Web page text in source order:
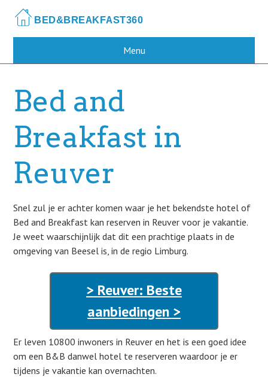
main
Menu
Bed and
Breakfast in
Reuver
Snel zul je er achter komen waar je het bekendste hotel of
Bed and Breakfast kan reserven in Reuver voor je vakantie.
Je weet waarschijnlijk dat dit een prachtige plaats in de
omgeving van Beesel is, in de regio Limburg.
> Reuver: Beste
aanbiedingen >
Er leven 10800 inwoners in Reuver en het is een goed idee
om een B&B danwel hotel te reserveren waardoor je er
tijdens je vakantie kan overnachten.